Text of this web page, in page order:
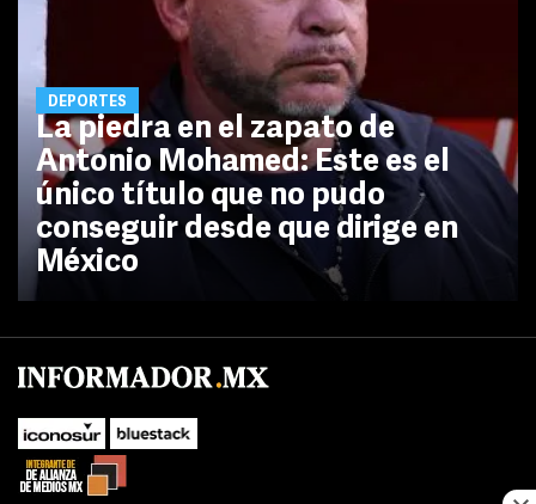
DEPORTES
La piedra en el zapato de
Antonio Mohamed: Este es el
único título que no pudo
conseguir desde que dirige en
México